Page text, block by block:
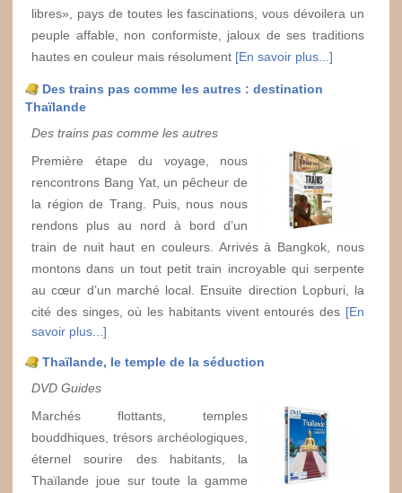
libres», pays de toutes les fascinations, vous dévoilera un
peuple affable, non conformiste, jaloux de ses traditions
hautes en couleur mais résolument [En savoir plus...]
Des trains pas comme les autres : destination
Thaïlande
Des trains pas comme les autres
Première étape du voyage, nous
rencontrons Bang Yat, un pêcheur de
la région de Trang. Puis, nous nous
rendons plus au nord à bord d’un
train de nuit haut en couleurs. Arrivés à Bangkok, nous
montons dans un tout petit train incroyable qui serpente
au cœur d’un marché local. Ensuite direction Lopburi, la
cité des singes, où les habitants vivent entourés des [En
savoir plus...]
Thaïlande, le temple de la séduction
DVD Guides
Marchés flottants, temples
bouddhiques, trésors archéologiques,
éternel sourire des habitants, la
Thaïlande joue sur toute la gamme